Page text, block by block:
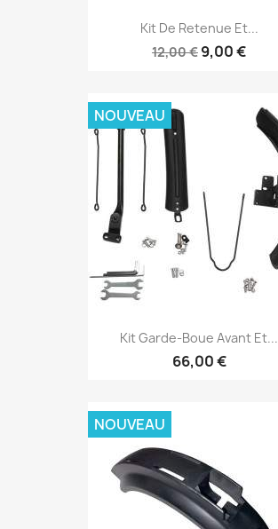
Kit De Retenue Et...
12,00 € 9,00 €
Kit Garde-Boue Avant Et...
66,00 €
NOUVEAU
NOUVEAU